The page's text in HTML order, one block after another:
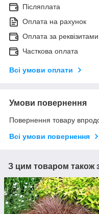
Післяплата
Оплата на рахунок
Оплата за реквізитами
Часткова оплата
Всі умови оплати
Умови повернення
Повернення товару
Всі умови повернення
З цим товаром також